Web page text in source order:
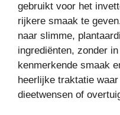
gebruikt voor het
rijkere smaak te
naar slimme,
ingrediënten, zonder
kenmerkende smaak
heerlijke traktatie
dieetwensen of